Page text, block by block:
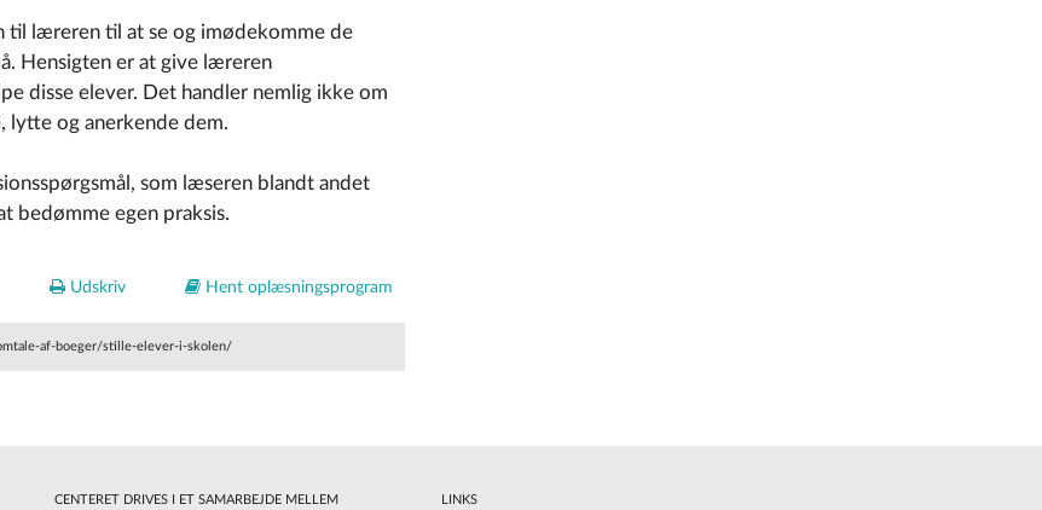
til læreren til at se og imødekomme de
Hensigten er at give læreren
disse elever. Det handler nemlig ikke om
lytte og anerkende dem.
som læseren blandt andet
bedømme egen praksis.
Udskriv Hent oplæsningsprogram
af-boeger/stille-elever-i-skolen/
CENTERET DRIVES I ET SAMARBEJDE MELLEM LINKS